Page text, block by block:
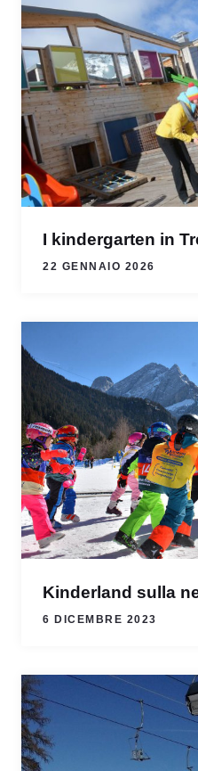
I kindergarten in
22 GENNAIO 2026
Kinderland sulla
6 DICEMBRE 2023